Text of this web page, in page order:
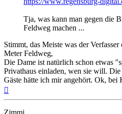
Tja, was kann man gegen die
Feldweg machen ...
Stimmt, das Meiste was der
Meter Feldweg,
Die Dame ist natürlich schon etwas
Privathaus einladen, wen sie will.
Gäste hätte ich mir angehört. Ok, bei
Zimmi